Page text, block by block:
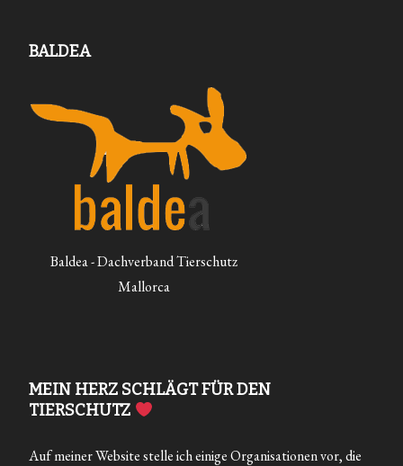
BALDEA
Baldea - Dachverband Tierschutz
Mallorca
MEIN HERZ SCHLÄGT FÜR DEN
TIERSCHUTZ
Auf meiner Website stelle ich einige Organisationen vor, die